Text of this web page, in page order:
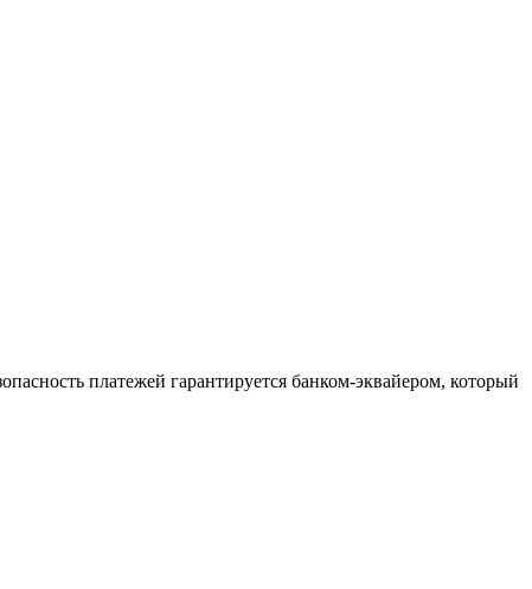
платежей гарантируется банком-эквайером, который